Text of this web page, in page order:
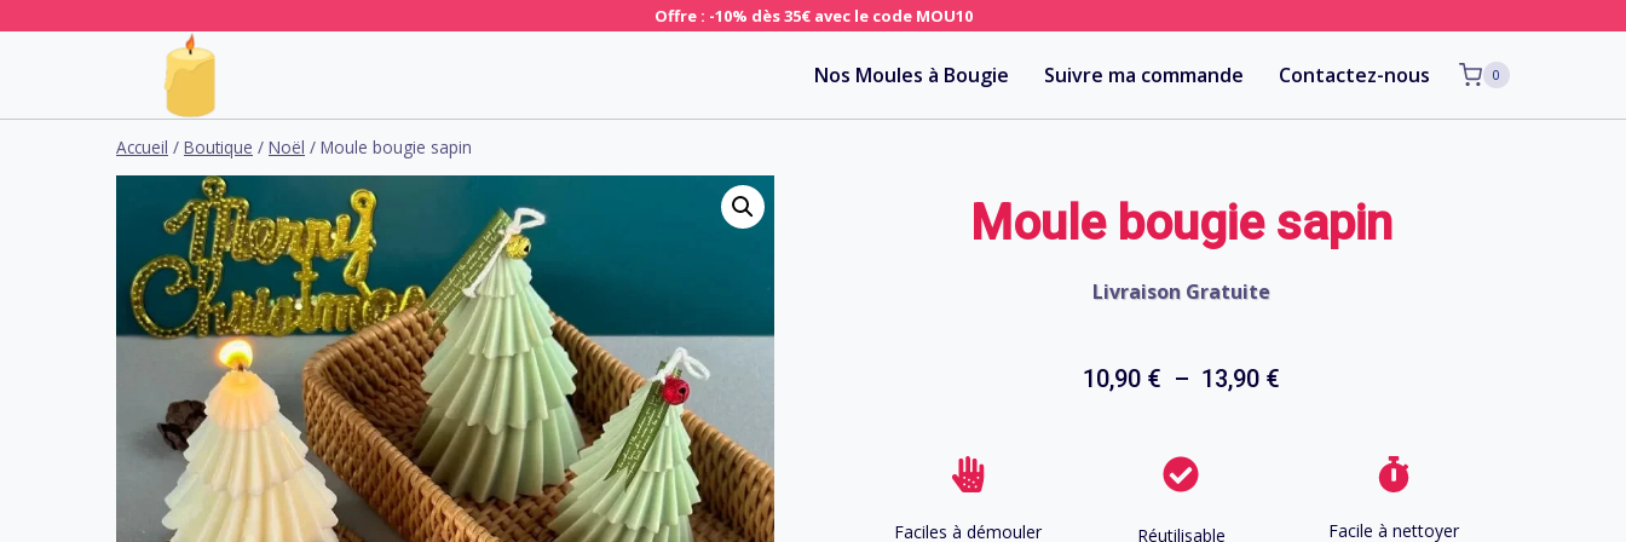
Offre : -10% dès 35€ avec le code MOU10
Nos Moules à Bougie Suivre ma commande Contactez-nous 0
Accueil / Boutique / Noël / Moule bougie sapin
Moule bougie sapin
Livraison Gratuite
10,90 € – 13,90 €Plage
10,90 €
Faciles à démouler Réutilisable Facile à nettoyer